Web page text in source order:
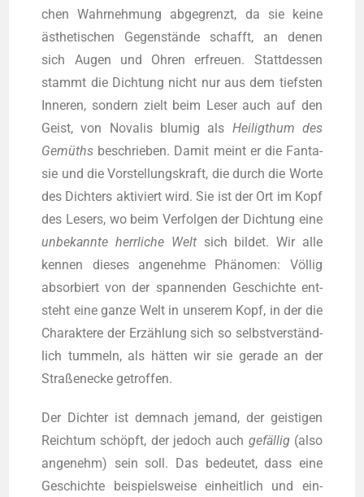
chen Wahr­neh­mung abge­grenzt, da sie kei­ne
ästhe­ti­schen Gegen­stän­de schafft, an denen
sich Augen und Ohren erfreu­en. Statt­des­sen
stammt die Dich­tung nicht nur aus dem tiefs­ten
Inne­ren, son­dern zielt beim Leser auch auf den
Geist, von Nova­lis blu­mig als Hei­lig­t­hum des
Gemüths beschrie­ben. Damit meint er die Fan­ta­
sie und die Vor­stel­lungs­kraft, die durch die Wor­te
des Dich­ters akti­viert wird. Sie ist der Ort im Kopf
des Lesers, wo beim Ver­fol­gen der Dich­tung eine
unbe­kann­te herr­li­che Weltsich bil­det. Wir alle
ken­nen die­ses ange­neh­me Phä­no­men: Völ­lig
absor­biert von der span­nen­den Geschich­te ent­
steht eine gan­ze Welt in unse­rem Kopf, in der die
Cha­rak­te­re der Erzäh­lung sich so selbst­ver­ständ­
lich tum­meln, als hät­ten wir sie gera­de an der
Stra­ßen­ecke getroffen.
Der Dich­ter ist dem­nach jemand, der geis­ti­gen
Reich­tum schöpft, der jedoch auch gefäl­lig(also
ange­nehm) sein soll. Das bedeu­tet, dass eine
Geschich­te bei­spiels­wei­se ein­heit­lich und ein­